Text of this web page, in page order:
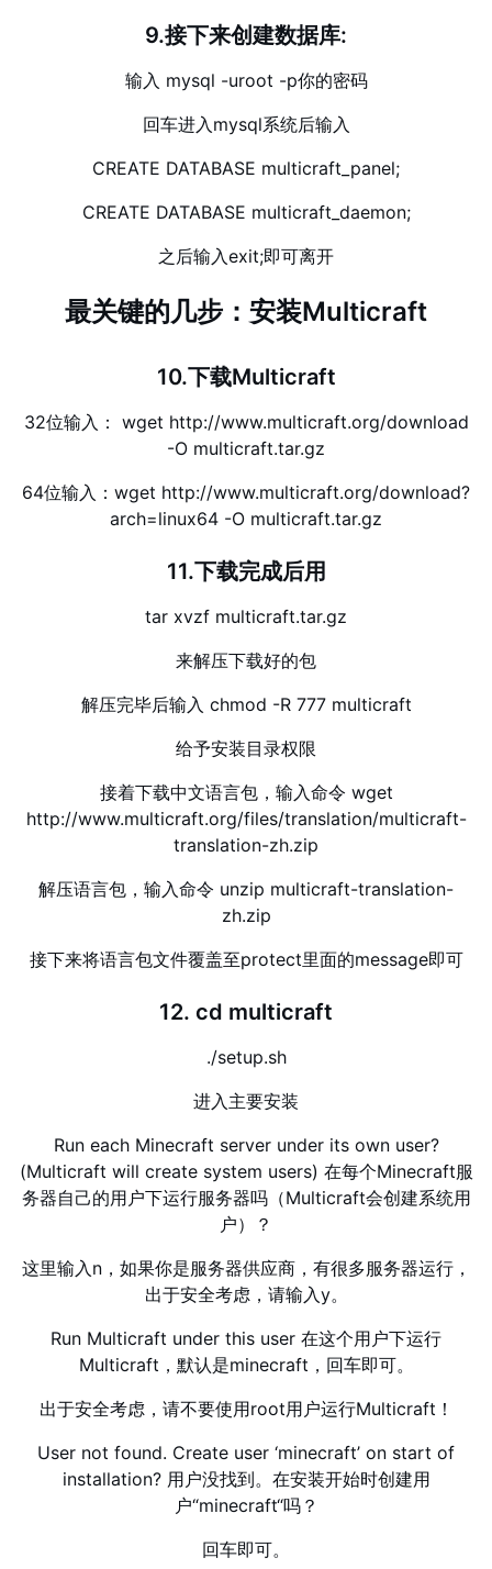
9.接下来创建数据库:
输入 mysql -uroot -p你的密码
回车进入mysql系统后输入
CREATE DATABASE multicraft_panel;
CREATE DATABASE multicraft_daemon;
之后输入exit;即可离开
最关键的几步：安装Multicraft
10.下载Multicraft
32位输入： wget http://www.multicraft.org/download
-O multicraft.tar.gz
64位输入：wget http://www.multicraft.org/download?
arch=linux64 -O multicraft.tar.gz
11.下载完成后用
tar xvzf multicraft.tar.gz
来解压下载好的包
解压完毕后输入 chmod -R 777 multicraft
给予安装目录权限
接着下载中文语言包，输入命令 wget
http://www.multicraft.org/files/translation/multicraft-
translation-zh.zip
解压语言包，输入命令 unzip multicraft-translation-
zh.zip
接下来将语言包文件覆盖至protect里面的message即可
12. cd multicraft
./setup.sh
进入主要安装
Run each Minecraft server under its own user?
(Multicraft will create system users) 在每个Minecraft服
务器自己的用户下运行服务器吗（Multicraft会创建系统用
户）？
这里输入n，如果你是服务器供应商，有很多服务器运行，
出于安全考虑，请输入y。
Run Multicraft under this user 在这个用户下运行
Multicraft，默认是minecraft，回车即可。
出于安全考虑，请不要使用root用户运行Multicraft！
User not found. Create user ‘minecraft’ on start of
installation? 用户没找到。在安装开始时创建用
户“minecraft“吗？
回车即可。